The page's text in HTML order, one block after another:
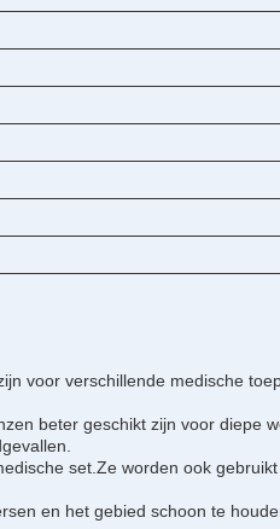
voor verschillende medische
beter geschikt zijn voor diepe
set.Ze worden ook
en het gebied schoon te